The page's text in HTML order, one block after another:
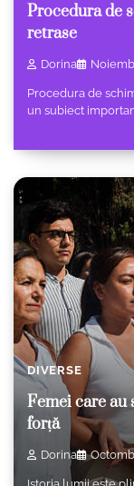
Procedura de
retrase
Dorina
Procedura de
un subiect
DIVERSE
Femei care
forță
Dorina